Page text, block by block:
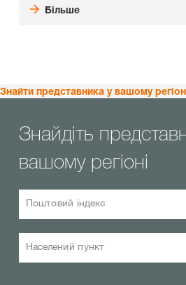
Більше
Знайти представника у вашому
Знайдіть
вашому регіоні
Поштовий індекс
Населений пункт